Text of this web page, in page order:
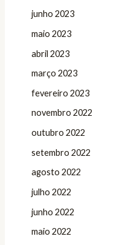
junho 2023
maio 2023
abril 2023
março 2023
fevereiro 2023
novembro 2022
outubro 2022
setembro 2022
agosto 2022
julho 2022
junho 2022
maio 2022